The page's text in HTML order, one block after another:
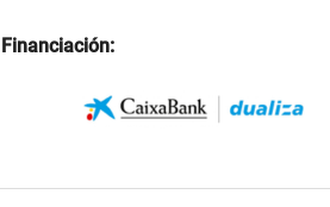
Financiación: